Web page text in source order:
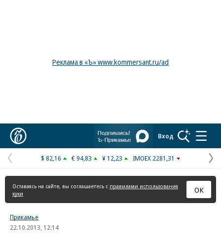
Реклама в «Ъ» www.kommersant.ru/ad
Вход
Предыдущая
страница
$ 82,16 € 94,83 ¥ 12,23 IMOEX 2281,31
Оставаясь на сайте, вы соглашаетесь с правилами использования
куки
ОК
Прикамье
22.10.2013, 12:14